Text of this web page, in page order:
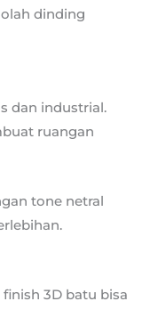
dinding
dan industrial.
ruangan
tone netral
3D batu bisa